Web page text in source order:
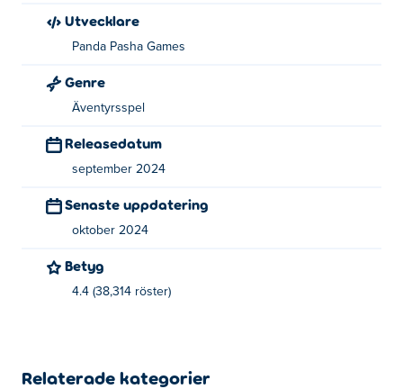
Vem skapade Survival Island?
Survival Island är skapad av Panda Pasha Games. Detta är
deras första spel på Poki!
Hur kan jag spela Survival Island gratis?
Du kan spela Survival Island gratis på Poki.
Kan jag spela Survival Island på mobila
enheter och stationära enheter?
Survival Island kan spelas på din dator och mobila
enheter som telefoner och surfplattor.
Utvecklare
Panda Pasha Games
Genre
Äventyrsspel
Releasedatum
september 2024
Senaste uppdatering
oktober 2024
Betyg
4.4 (38,314 röster)
Relaterade kategorier